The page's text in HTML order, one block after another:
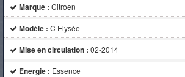
Marque : Citroen
Modèle : C Elysée
Mise en circulation : 02-2014
Energie : Essence